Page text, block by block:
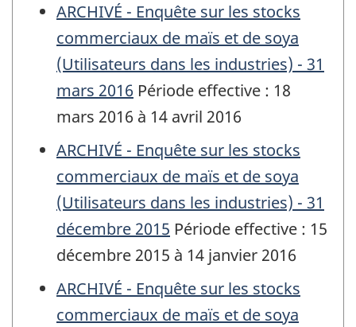
ARCHIVÉ - Enquête sur les stocks
commerciaux de maïs et de soya
(Utilisateurs dans les industries) - 31
mars 2016 Période effective : 18
mars 2016 à 14 avril 2016
ARCHIVÉ - Enquête sur les stocks
commerciaux de maïs et de soya
(Utilisateurs dans les industries) - 31
décembre 2015 Période effective : 15
décembre 2015 à 14 janvier 2016
ARCHIVÉ - Enquête sur les stocks
commerciaux de maïs et de soya